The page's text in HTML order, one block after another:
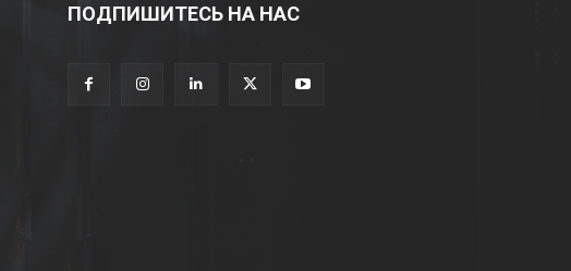
ПОДПИШИТЕСЬ НА НАС